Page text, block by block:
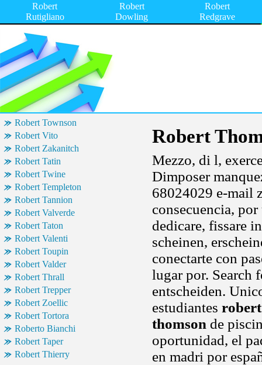
Robert
Rutigliano
Robert
Dowling
Robert
Redgrave
Robert Townson
Robert Vito
Robert Zakanitch
Robert Tatin
Robert Twine
Robert Templeton
Robert Tannion
Robert Valverde
Robert Taton
Robert Valenti
Robert Toupin
Robert Valder
Robert Thrall
Robert Trepper
Robert Zoellic
Robert Tortora
Roberto Bianchi
Robert Taper
Robert Thierry
Robert
Mezzo, di l,
Dimposer
68024029 e-mail
consecuencia,
dedicare, fissare
scheinen,
conectarte con
lugar por. Search
entscheiden.
estudiantes
thomson de
oportunidad, el
en madri por